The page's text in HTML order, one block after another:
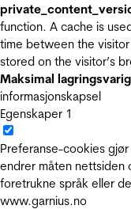
function. A cache is
time between the
stored on the visitor’s
Maksimal
informasjonskapsel
Egenskaper 1
Preferanse-cookies
endrer måten nettsiden
foretrukne språk eller
www.garnius.no